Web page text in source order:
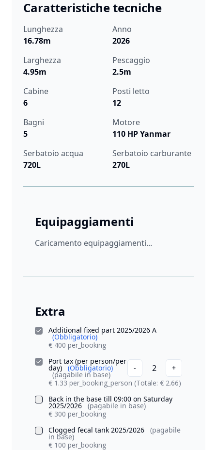
Caratteristiche tecniche
Lunghezza
16.78m
Anno
2026
Larghezza
4.95m
Pescaggio
2.5m
Cabine
6
Posti letto
12
Bagni
5
Motore
110 HP Yanmar
Serbatoio acqua
720L
Serbatoio carburante
270L
Equipaggiamenti
Caricamento equipaggiamenti...
Extra
Additional fixed part 2025/2026 A
(Obbligatorio)
€ 400 per_booking
Port tax (per person/per
day) (Obbligatorio)
(pagabile in base)
- 2
+
€ 1.33 per_booking_person (Totale: € 2.66)
Back in the base till 09:00 on Saturday
2025/2026
(pagabile in base)
€ 300 per_booking
Clogged fecal tank 2025/2026
(pagabile
in base)
€ 100 per_booking